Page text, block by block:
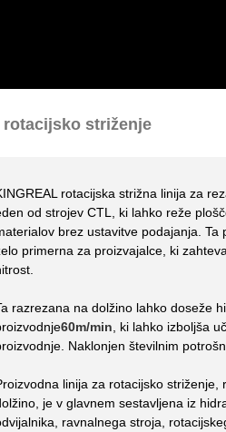
striženje
rotacijska strižna linija za
od strojev CTL, ki lahko reže
brez ustavitve podajanja. Ta
primerna za proizvajalce, ki
razrezana na dolžino lahko doseže
60m/min , ki lahko izboljša
Naklonjen številnim
linija za rotacijsko striženje,
je v glavnem sestavljena iz
ravnalnega stroja,